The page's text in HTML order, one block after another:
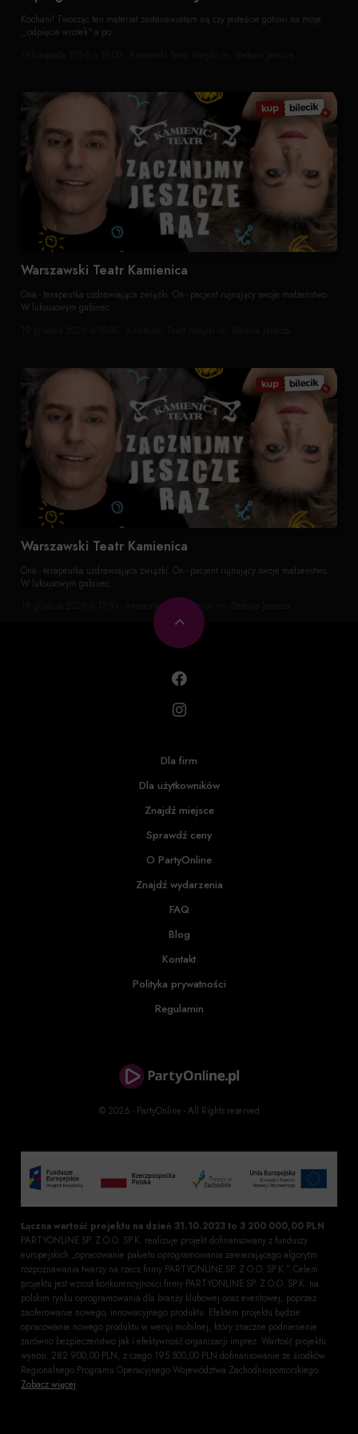
Kochani! Tworząc ten materiał zastanawiałam się czy jesteście gotowi na moje
,,odpięcie wrotek" a po...
Warszawski Teatr Kamienica
Ona - terapeutka uzdrawiająca związki. On - pacjent rujnujący swoje małżeństwo.
W luksusowym gabinec...
Warszawski Teatr Kamienica
Ona - terapeutka uzdrawiająca związki. On - pacjent rujnujący swoje małżeństwo.
W luksusowym gabinec...
19 grudnia 2026 o 17:30 · Amatorski Teatr Miejski im. Stefana Jaracza
© 2026 - PartyOnline - All Rights reserved
Dla firm
Dla użytkowników
Znajdź miejsce
Sprawdź ceny
O PartyOnline
Znajdź wydarzenia
FAQ
Blog
Kontakt
Polityka prywatności
Regulamin
Łączna wartość projektu na dzień 31.10.2023 to 3 200 000,00 PLN
PARTYONLINE SP. Z O.O. SP.K. realizuje projekt dofinansowany z funduszy
europejskich „opracowanie pakietu oprogramowania zawierającego algorytm
rozpoznawania twarzy na rzecz firmy PARTYONLINE SP. Z O.O. SP.K.”. Celem
projektu jest wzrost konkurencyjności firmy PARTYONLINE SP. Z O.O. SP.K. na
polskim rynku oprogramowania dla branży klubowej oraz eventowej, poprzez
zaoferowanie nowego, innowacyjnego produktu. Efektem projektu będzie
opracowanie nowego produktu w wersji mobilnej, który znaczne podniesienie
zarówno bezpieczeństwo jak i efektywność organizacji imprez. Wartość projektu
wynosi: 282 900,00 PLN, z czego 195 500,00 PLN dofinansowanie ze środków
Regionalnego Programu Operacyjnego Województwa Zachodniopomorskiego.
Zobacz więcej